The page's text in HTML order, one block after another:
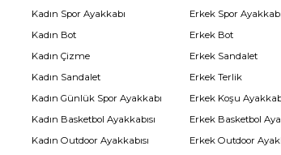
Kadın Spor Ayakkabı
Kadın Bot
Kadın Çizme
Kadın Sandalet
Kadın Günlük Spor Ayakkabı
Kadın Basketbol Ayakkabısı
Kadın Outdoor Ayakkabısı
Erkek Spor Ayakkabı
Erkek Bot
Erkek Sandalet
Erkek Terlik
Erkek Koşu
Erkek Basketbol
Erkek Outdoor